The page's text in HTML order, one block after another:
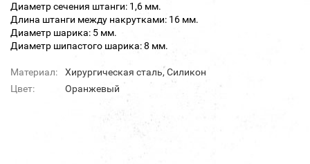
Диаметр сечения штанги: 1,6 мм.
Длина штанги между накрутками: 16 мм.
Диаметр шарика: 5 мм.
Диаметр шипастого шарика: 8 мм.
Материал:
Хирургическая сталь, Силикон
Цвет:
Оранжевый